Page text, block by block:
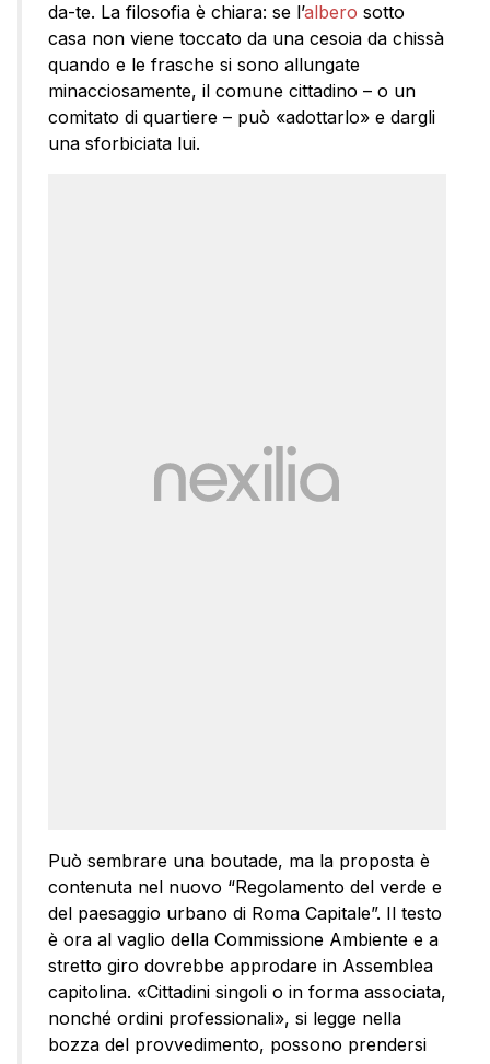
da-te. La filosofia è chiara: se l’albero sotto
casa non viene toccato da una cesoia da chissà
quando e le frasche si sono allungate
minacciosamente, il comune cittadino – o un
comitato di quartiere – può «adottarlo» e dargli
una sforbiciata lui.
Può sembrare una boutade, ma la proposta è
contenuta nel nuovo “Regolamento del verde e
del paesaggio urbano di Roma Capitale”. Il testo
è ora al vaglio della Commissione Ambiente e a
stretto giro dovrebbe approdare in Assemblea
capitolina. «Cittadini singoli o in forma associata,
nonché ordini professionali», si legge nella
bozza del provvedimento, possono prendersi